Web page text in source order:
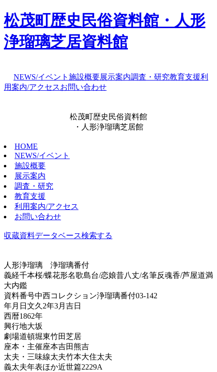
松茂町歴史民俗資料館・人形
浄瑠璃芝居資料館
NEWS/イベント 施設概要展示案内調査・研究教育支援利
用案内/アクセスお問い合わせ
松茂町歴史民俗資料館
・人形浄瑠璃芝居館
HOME
NEWS/イベント
施設概要
展示案内
調査・研究
教育支援
利用案内/アクセス
お問い合わせ
収蔵資料データベース検索する
人形浄瑠璃 浄瑠璃番付
義経千本桜/蝶花形名歌島台/恋娘昔八丈/名筆反魂香/芦屋道満
大内鑑
資料番号中西コレクション浄瑠璃番付03-142
年月日 文久2年3月吉日
西暦1862年
興行地大坂
劇場道頓堀東竹田芝居
座本・主催座本吉田熊吉
太夫・三味線太夫竹本大住太夫
義太夫年表ほか近世篇2229A